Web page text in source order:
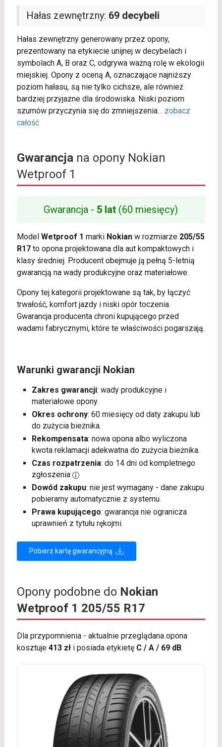
Hałas zewnętrzny: 69 decybeli
Hałas zewnętrzny generowany przez opony,
prezentowany na etykiecie unijnej w decybelach i
symbolach A, B oraz C, odgrywa ważną rolę w ekologii
miejskiej. Opony z oceną A, oznaczające najniższy
poziom hałasu, są nie tylko cichsze, ale również
bardziej przyjazne dla środowiska. Niski poziom
szumów przyczynia się do zmniejszenia... zobacz
całość
Gwarancjana opony Nokian
Wetproof 1
Gwarancja - 5 lat (60 miesięcy)
Model Wetproof 1 marki Nokianw rozmiarze 205/55
R17to opona projektowana dla aut kompaktowych i
klasy średniej. Producent obejmuje ją pełną 5-letnią
gwarancją na wady produkcyjne oraz materiałowe.
Opony tej kategorii projektowane są tak, by łączyć
trwałość, komfort jazdy i niski opór toczenia.
Gwarancja producenta chroni kupującego przed
wadami fabrycznymi, które te właściwości pogarszają.
Warunki gwarancji Nokian
Zakres gwarancji: wady produkcyjne i
materiałowe opony.
Okres ochrony: 60 miesięcy od daty zakupu lub
do zużycia bieżnika.
Rekompensata: nowa opona albo wyliczona
kwota reklamacji adekwatna do zużycia bieżnika.
Czas rozpatrzenia: do 14 dni od kompletnego
zgłoszenia
Dowód zakupu: nie jest wymagany - dane zakupu
pobieramy automatycznie z systemu.
Prawa kupującego: gwarancja nie ogranicza
uprawnień z tytułu rękojmi.
Pobierz kartę gwarancyjną
Opony podobne do Nokian
Wetproof 1 205/55 R17
Dla przypomnienia - aktualnie przeglądana opona
kosztuje 413 złi posiada etykietę C / A / 69 dB.